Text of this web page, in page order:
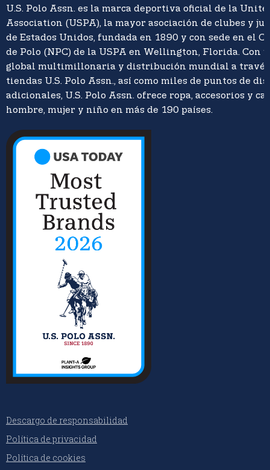
U.S. Polo Assn. es la marca deportiva oficial de la
Association (USPA), la mayor asociación de clubes y
de Estados Unidos, fundada en 1890 y con sede en el
de Polo (NPC) de la USPA en Wellington, Florida. Con
global multimillonaria y distribución mundial a través
tiendas U.S. Polo Assn., así como miles de puntos de
adicionales, U.S. Polo Assn. ofrece ropa, accesorios y
hombre, mujer y niño en más de 190 países.
Descargo de responsabilidad
Política de privacidad
Política de cookies